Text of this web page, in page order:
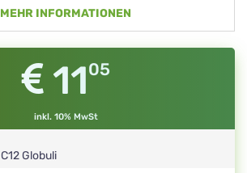
MEHR INFORMATIONEN
1105
inkl. 10% MwSt
C12Globuli